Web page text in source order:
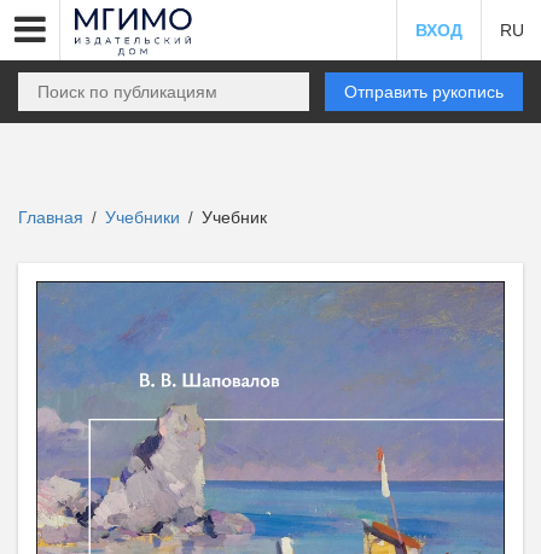
ВХОД RU
Отправить рукопись
Главная / Учебники / Учебник